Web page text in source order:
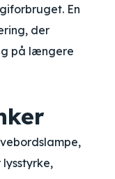
En
der
på længere